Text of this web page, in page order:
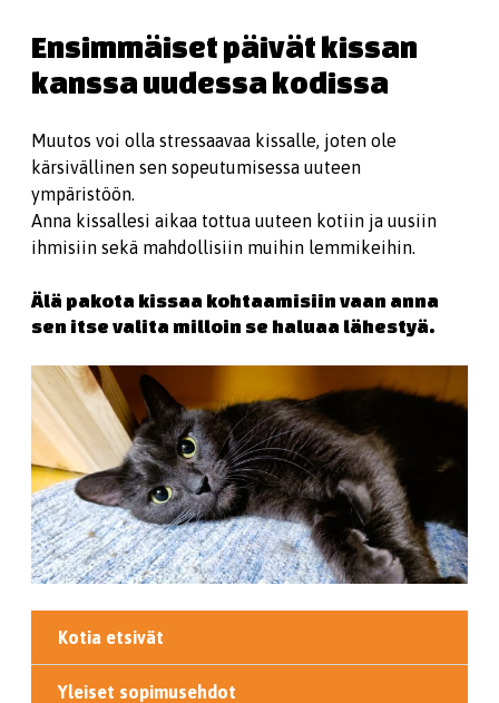
Ensimmäiset päivät kissan
kanssa uudessa kodissa
Muutos voi olla stressaavaa kissalle, joten ole
kärsivällinen sen sopeutumisessa uuteen
ympäristöön.
Anna kissallesi aikaa tottua uuteen kotiin ja uusiin
ihmisiin sekä mahdollisiin muihin lemmikeihin.
Älä pakota kissaa kohtaamisiin vaan anna
sen itse valita milloin se haluaa lähestyä.
Kotia etsivät
Yleiset sopimusehdot